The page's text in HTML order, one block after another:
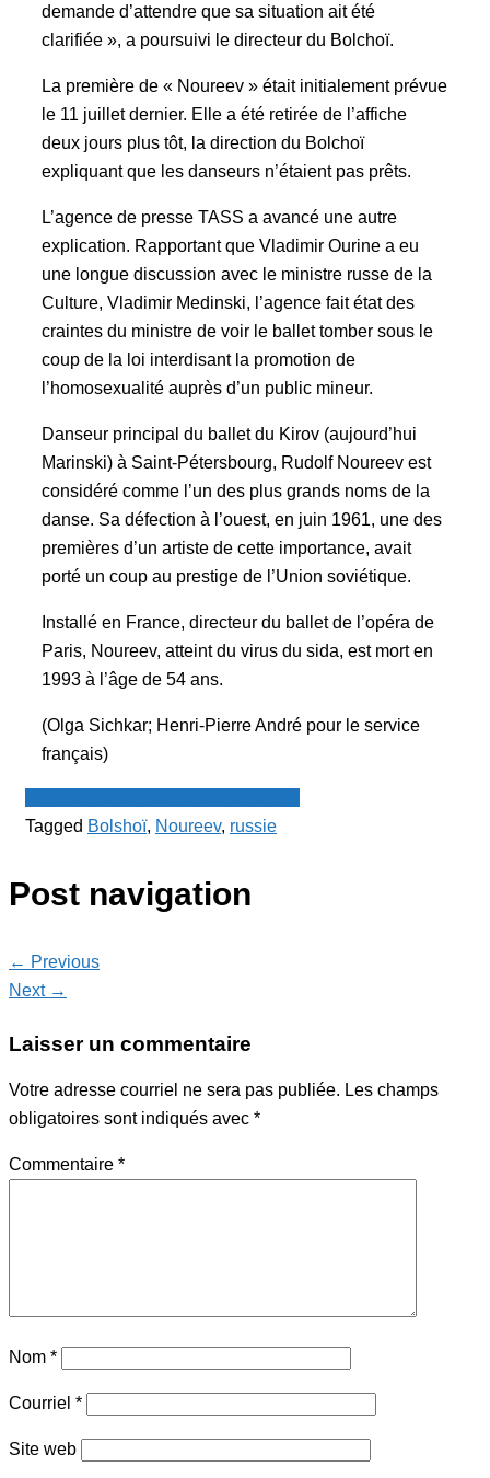
demande d’attendre que sa situation ait été
clarifiée », a poursuivi le directeur du Bolchoï.
La première de « Noureev » était initialement prévue
le 11 juillet dernier. Elle a été retirée de l’affiche
deux jours plus tôt, la direction du Bolchoï
expliquant que les danseurs n’étaient pas prêts.
L’agence de presse TASS a avancé une autre
explication. Rapportant que Vladimir Ourine a eu
une longue discussion avec le ministre russe de la
Culture, Vladimir Medinski, l’agence fait état des
craintes du ministre de voir le ballet tomber sous le
coup de la loi interdisant la promotion de
l’homosexualité auprès d’un public mineur.
Danseur principal du ballet du Kirov (aujourd’hui
Marinski) à Saint-Pétersbourg, Rudolf Noureev est
considéré comme l’un des plus grands noms de la
danse. Sa défection à l’ouest, en juin 1961, une des
premières d’un artiste de cette importance, avait
porté un coup au prestige de l’Union soviétique.
Installé en France, directeur du ballet de l’opéra de
Paris, Noureev, atteint du virus du sida, est mort en
1993 à l’âge de 54 ans.
(Olga Sichkar; Henri-Pierre André pour le service
français)
Tagged Bolshoï, Noureev, russie
Post navigation
← Previous
Next →
Laisser un commentaire
Votre adresse courriel ne sera pas publiée. Les champs
obligatoires sont indiqués avec *
Commentaire *
Nom *
Courriel *
Site web